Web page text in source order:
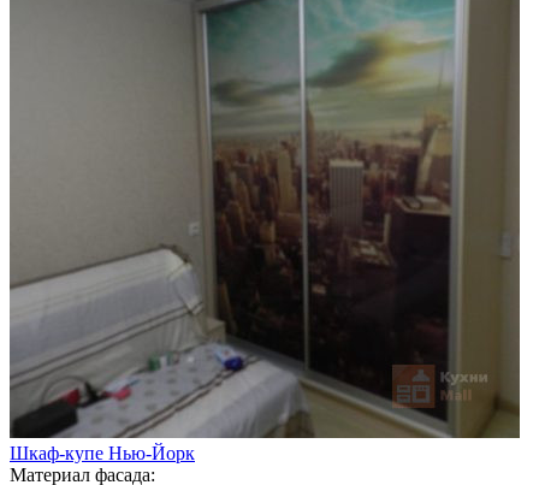
Шкаф-купе Нью-Йорк
Материал фасада: